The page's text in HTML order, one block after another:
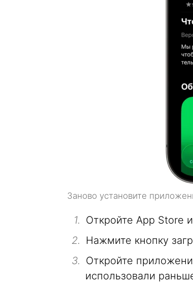
Заново установите
Откройте App Store
Нажмите кнопку
Откройте
использовали